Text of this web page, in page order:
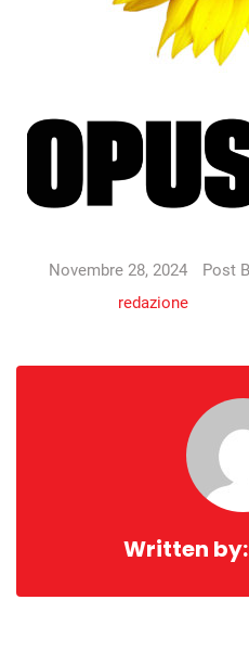
Novembre 28, 2024
Post
redazione
Written by: